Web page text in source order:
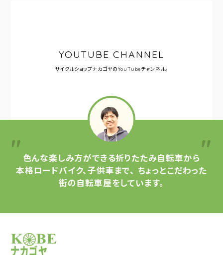
YOUTUBE CHANNEL
サイクルショップナカゴヤのYouTubeチャンネル。
色んな楽しみ方ができる折りたたみ自転車から
本格ロードバイク、子供車まで、 ちょっとこだわった
街の自転車屋をしています。
サイクルショップナカゴヤ